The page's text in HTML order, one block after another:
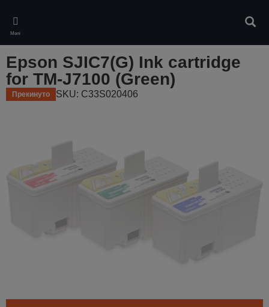
main
content
Meni
Epson SJIC7(G) Ink cartridge
for TM-J7100 (Green)
Прекинуто SKU: C33S020406